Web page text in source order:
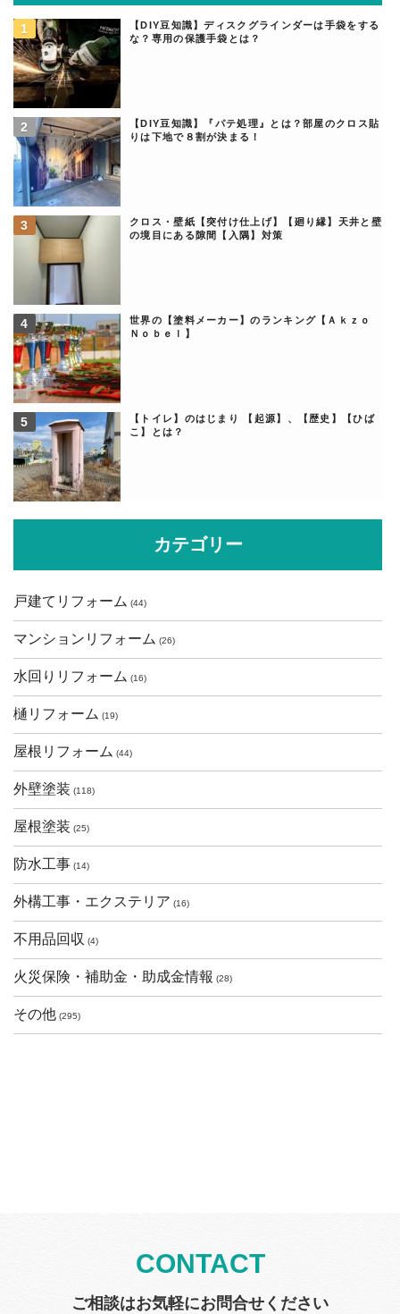
【DIY豆知識】ディスクグラインダーは手袋をする
な？専用の保護手袋とは？
【DIY豆知識】『パテ処理』とは？部屋のクロス貼
りは下地で８割が決まる！
クロス・壁紙【突付け仕上げ】【廻り縁】天井と壁
の境目にある隙間【入隅】対策
世界の【塗料メーカー】のランキング【Ａｋｚｏ
Ｎｏｂｅｌ】
【トイレ】のはじまり 【起源】、【歴史】【ひば
こ】とは？
カテゴリー
戸建てリフォーム (44)
マンションリフォーム (26)
水回りリフォーム (16)
樋リフォーム (19)
屋根リフォーム (44)
外壁塗装 (118)
屋根塗装 (25)
防水工事 (14)
外構工事・エクステリア (16)
不用品回収 (4)
火災保険・補助金・助成金情報 (28)
その他 (295)
CONTACT
ご相談はお気軽にお問合せください